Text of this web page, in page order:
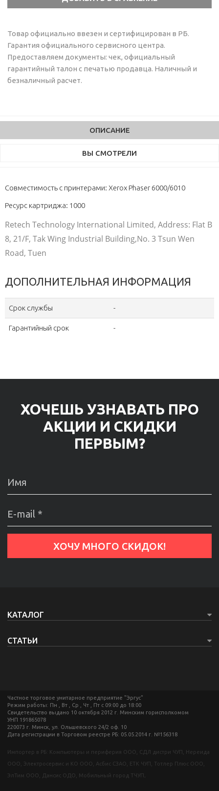
Товар официально ввезен и сертифицирован в РБ.
Гарантия официального сервисного центра.
Предоставляем документы: чек, официальный
гарантийный талон с печатью продавца. Наличный и
безналичный расчет.
ОПИСАНИЕ
ВЫ СМОТРЕЛИ
Совместимость с принтерами: Xerox Phaser 6000/6010
Ресурс картриджа: 1000
Retech Technology International Limited, Address: Flat B
8, 21/F, Tak Wing Industrial Building,No. 3 Tsun Wen
Road, Tuen
ДОПОЛНИТЕЛЬНАЯ ИНФОРМАЦИЯ
Срок службы -
Гарантийный срок -
ХОЧЕШЬ УЗНАВАТЬ ПРО
АКЦИИ И СКИДКИ
ПЕРВЫМ?
КАТАЛОГ
СТАТЬИ
Частное торговое унитарное предприятие "Эргус"
Режим работы: Пн , Вт , Ср , Чт , Пт c 09:00 до 18:00
Свидетельство выдано 10 октября 2012 г. Минским горисполкомом
УНП 191865078
220073 г. Минск, ул. Ольшевского 24/2 оф. 10
Дата регистрации в Торговом реестре РБ: 05.05.2014 г. №156318
Импортер в РБ: Компьютеры и периферия ООО, СДЛ дистри ЧУП, Нереида
ООО, Электросервис и КО ООО, Асбис СЗАО, ЕТК ЧУП, Тотлер Плюс ООО,
ЭлТим ООО, Дансис ОДО, Мобильный город ТЧУП